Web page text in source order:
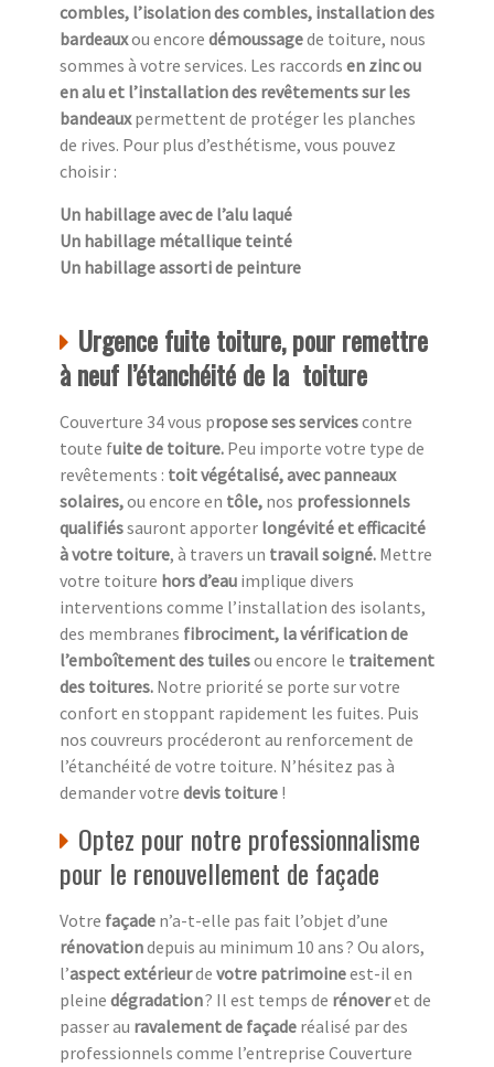
combles, l’isolation des combles, installation des
bardeauxou encore démoussagede toiture, nous
sommes à votre services. Les raccords en zinc ou
en alu et l’installation des revêtements sur les
bandeauxpermettent de protéger les planches
de rives. Pour plus d’esthétisme, vous pouvez
choisir :
Un habillage avec de l’alu laqué
Un habillage métallique teinté
Un habillage assorti de peinture
Urgence fuite toiture, pour remettre
à neuf l’étanchéité de la toiture
Couverture 34 vous propose ses servicescontre
toute fuite de toiture. Peu importe votre type de
revêtements : toit végétalisé, avec panneaux
solaires,ou encore en tôle, nos professionnels
qualifiéssauront apporter longévité et efficacité
à votre toiture, à travers un travail soigné. Mettre
votre toiture hors d’eau implique divers
interventions comme l’installation des isolants,
des membranes fibrociment, la vérification de
l’emboîtement des tuilesou encore le traitement
des toitures. Notre priorité se porte sur votre
confort en stoppant rapidement les fuites. Puis
nos couvreurs procéderont au renforcement de
l’étanchéité de votre toiture. N’hésitez pas à
demander votre devis toiture !
Optez pour notre professionnalisme
pour le renouvellement de façade
Votre façade n’a-t-elle pas fait l’objet d’une
rénovationdepuis au minimum 10 ans ? Ou alors,
l’aspect extérieurde votre patrimoineest-il en
pleine dégradation? Il est temps de rénoveret de
passer au ravalement de façade réalisé par des
professionnels comme l’entreprise Couverture